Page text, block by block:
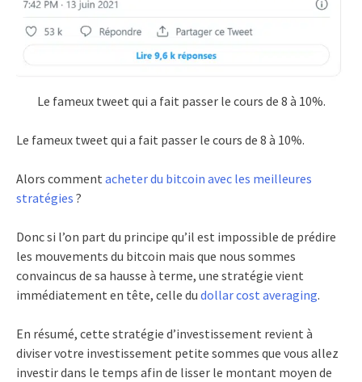
Le fameux tweet qui a fait passer le cours de 8 à 10%.
Le fameux tweet qui a fait passer le cours de 8 à 10%.
Alors comment acheter du bitcoin avec les meilleures
stratégies ?
Donc si l’on part du principe qu’il est impossible de prédire
les mouvements du bitcoin mais que nous sommes
convaincus de sa hausse à terme, une stratégie vient
immédiatement en tête, celle du dollar cost averaging.
En résumé, cette stratégie d’investissement revient à
diviser votre investissement petite sommes que vous allez
investir dans le temps afin de lisser le montant moyen de